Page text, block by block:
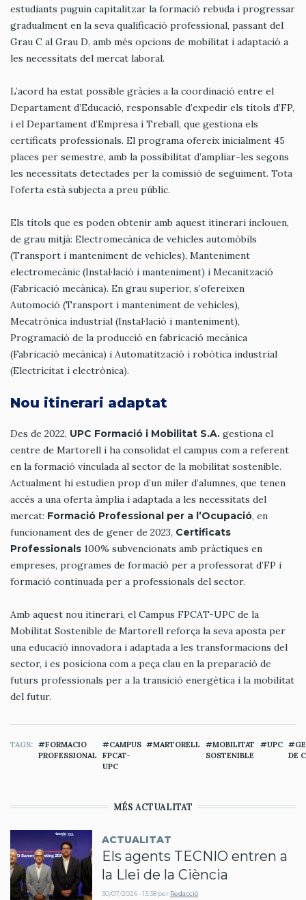
estudiants puguin capitalitzar la formació rebuda i progressar
gradualment en la seva qualificació professional, passant del
Grau C al Grau D, amb més opcions de mobilitat i adaptació a
les necessitats del mercat laboral.
L’acord ha estat possible gràcies a la coordinació entre el
Departament d’Educació, responsable d’expedir els títols d’FP,
i el Departament d’Empresa i Treball, que gestiona els
certificats professionals. El programa ofereix inicialment 45
places per semestre, amb la possibilitat d’ampliar-les segons
les necessitats detectades per la comissió de seguiment. Tota
l’oferta està subjecta a preu públic.
Els títols que es poden obtenir amb aquest itinerari inclouen,
de grau mitjà: Electromecànica de vehicles automòbils
(Transport i manteniment de vehicles), Manteniment
electromecànic (Instal·lació i manteniment) i Mecanització
(Fabricació mecànica). En grau superior, s’ofereixen
Automoció (Transport i manteniment de vehicles),
Mecatrònica industrial (Instal·lació i manteniment),
Programació de la producció en fabricació mecànica
(Fabricació mecànica) i Automatització i robòtica industrial
(Electricitat i electrònica).
Nou itinerari adaptat
Des de 2022, UPC Formació i Mobilitat S.A. gestiona el
centre de Martorell i ha consolidat el campus com a referent
en la formació vinculada al sector de la mobilitat sostenible.
Actualment hi estudien prop d’un miler d’alumnes, que tenen
accés a una oferta àmplia i adaptada a les necessitats del
mercat: Formació Professional per a l’Ocupació, en
funcionament des de gener de 2023, Certificats
Professionals 100% subvencionats amb pràctiques en
empreses, programes de formació per a professorat d’FP i
formació continuada per a professionals del sector.
Amb aquest nou itinerari, el Campus FPCAT-UPC de la
Mobilitat Sostenible de Martorell reforça la seva aposta per
una educació innovadora i adaptada a les transformacions del
sector, i es posiciona com a peça clau en la preparació de
futurs professionals per a la transició energètica i la mobilitat
del futur.
TAGS
FORMACIO
PROFESSIONAL
CAMPUS
FPCAT-
UPC
MARTORELL
MOBILITAT
SOSTENIBLE
UPC
DE
MÉS ACTUALITAT
ACTUALITAT
Els agents TECNIO entren a
la Llei de la Ciència
30/07/2026 - 13:38 per Redacció